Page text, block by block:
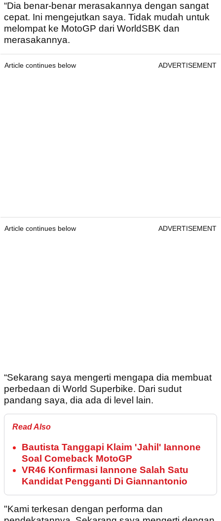
“Dia benar-benar merasakannya dengan sangat
cepat. Ini mengejutkan saya. Tidak mudah untuk
melompat ke MotoGP dari WorldSBK dan
merasakannya.
Article continues below ADVERTISEMENT
Article continues below ADVERTISEMENT
“Sekarang saya mengerti mengapa dia membuat
perbedaan di World Superbike. Dari sudut
pandang saya, dia ada di level lain.
Read Also
Bautista Tanggapi Klaim 'Jahil' Iannone
Soal Comeback MotoGP
VR46 Konfirmasi Iannone Salah Satu
Kandidat Pengganti Di Giannantonio
"Kami terkesan dengan performa dan